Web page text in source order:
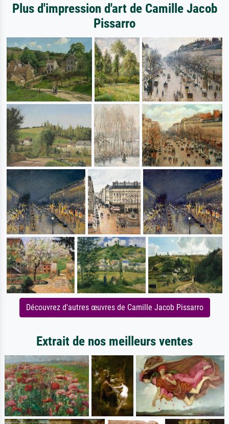
Plus d'impression d'art de Camille Jacob
Pissarro
Découvrez d'autres œuvres de Camille Jacob Pissarro
Extrait de nos meilleurs ventes